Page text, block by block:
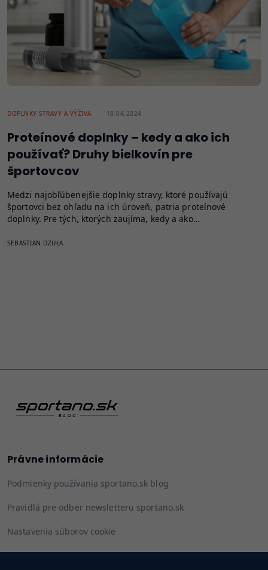
DOPLNKY STRAVY A VÝŽIVA 18.04.2024
Proteínové doplnky – kedy a ako ich
používať? Druhy bielkovín pre
športovcov
Medzi najobľúbenejšie doplnky stravy, ktoré používajú
športovci bez ohľadu na ich úroveň, patria proteínové
doplnky. Pre tých, ktorých zaujíma, kedy a ako…
SEBASTIAN DZUŁA
Právne informácie
Podmienky používania sportano.sk blog
Pravidlá pre odber newsletteru sportano.sk
Nastavenia súborov cookie